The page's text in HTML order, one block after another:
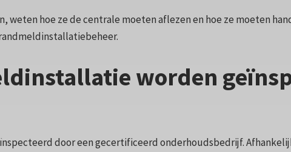
hoe ze de centrale moeten aflezen en hoe ze moeten
worden
door een gecertificeerd onderhoudsbedrijf.